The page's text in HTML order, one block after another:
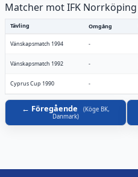
Matcher mot IFK Norrköping
Tävling Omgång
Vänskapsmatch 1994 -
Vänskapsmatch 1992 -
Cyprus Cup 1990 -
Föregående (Köge BK,
Danmark)